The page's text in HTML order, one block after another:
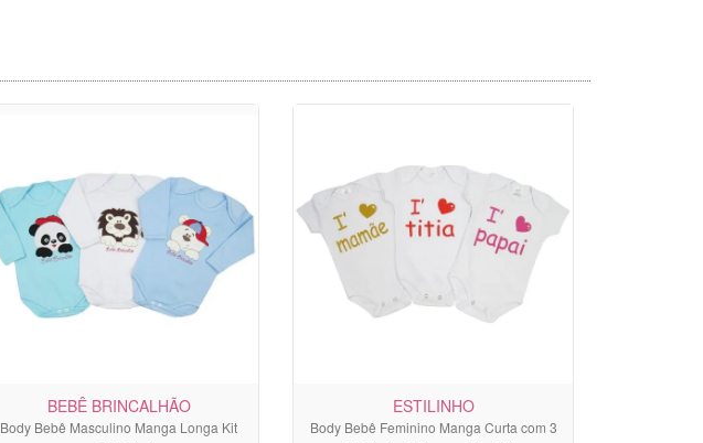
BEBÊ BRINCALHÃO
Body Bebê Masculino Manga Longa Kit
ESTILINHO
Body Bebê Feminino Manga Curta com 3